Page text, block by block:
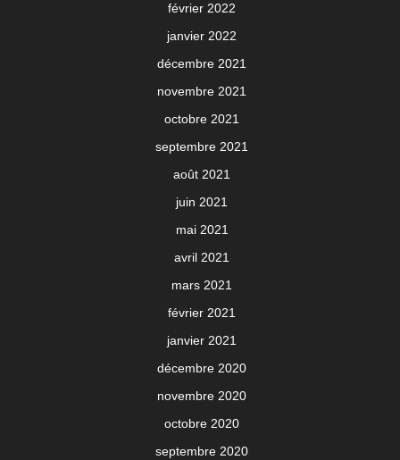
février 2022
janvier 2022
décembre 2021
novembre 2021
octobre 2021
septembre 2021
août 2021
juin 2021
mai 2021
avril 2021
mars 2021
février 2021
janvier 2021
décembre 2020
novembre 2020
octobre 2020
septembre 2020